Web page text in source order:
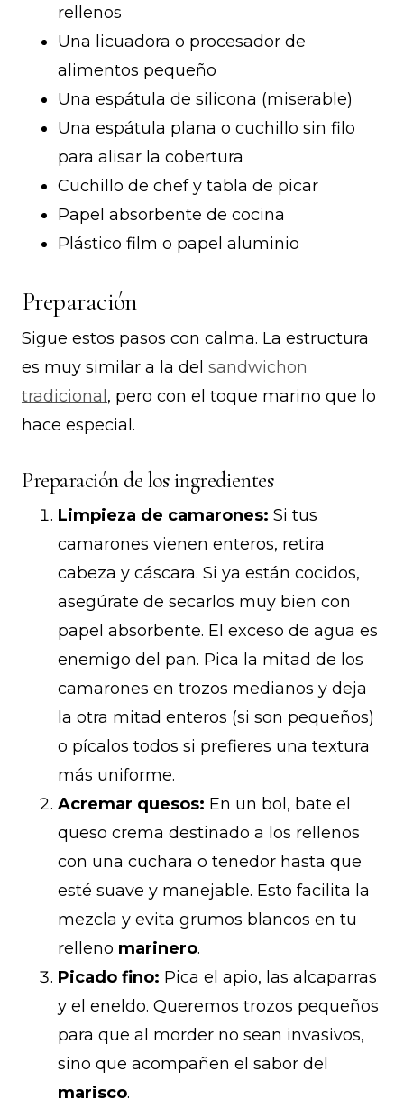
rellenos
Una licuadora o procesador de
alimentos pequeño
Una espátula de silicona (miserable)
Una espátula plana o cuchillo sin filo
para alisar la cobertura
Cuchillo de chef y tabla de picar
Papel absorbente de cocina
Plástico film o papel aluminio
Preparación
Sigue estos pasos con calma. La estructura
es muy similar a la del sandwichon
tradicional , pero con el toque marino que lo
hace especial.
Preparación de los ingredientes
Limpieza de camarones: Si tus
camarones vienen enteros, retira
cabeza y cáscara. Si ya están cocidos,
asegúrate de secarlos muy bien con
papel absorbente. El exceso de agua es
enemigo del pan. Pica la mitad de los
camarones en trozos medianos y deja
la otra mitad enteros (si son pequeños)
o pícalos todos si prefieres una textura
más uniforme.
Acremar quesos: En un bol, bate el
queso crema destinado a los rellenos
con una cuchara o tenedor hasta que
esté suave y manejable. Esto facilita la
mezcla y evita grumos blancos en tu
relleno marinero.
Picado fino: Pica el apio, las alcaparras
y el eneldo. Queremos trozos pequeños
para que al morder no sean invasivos,
sino que acompañen el sabor del
marisco.